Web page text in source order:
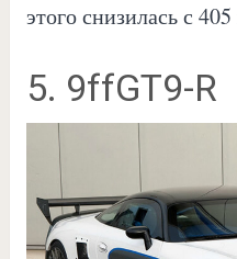
этого снизилась с
5. 9ffGT9-R